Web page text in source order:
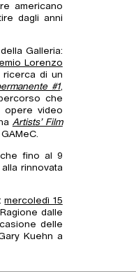
americano
dagli anni
Galleria:
Lorenzo
ricerca di un
#1,
che
opere video
Artists’ Film
fino al 9
alla rinnovata
:mercoledì 15
dalle
delle
Kuehn a